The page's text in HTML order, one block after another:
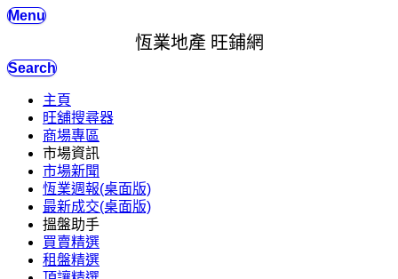
Menu
恆業地產 旺鋪網
Search
主頁
旺舖搜尋器
商場專區
市場資訊
市場新聞
恆業週報(桌面版)
最新成交(桌面版)
搵盤助手
買賣精選
租盤精選